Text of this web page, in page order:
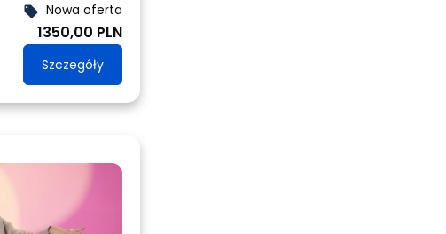
local_offer Nowa oferta
1350,00 PLN
Szczegóły